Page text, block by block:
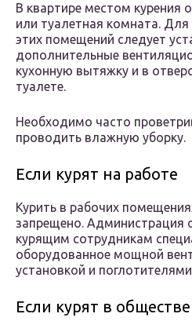
В квартире местом курения
или туалетная комната.
этих помещений следует
дополнительные
кухонную вытяжку и в
туалете.
Необходимо часто
проводить влажную уборку.
Если курят на работе
Курить в рабочих
запрещено. Администрация
курящим сотрудникам
оборудованное мощной
установкой и
Если курят в